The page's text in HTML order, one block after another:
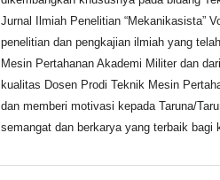
Jurnal Ilmiah Penelitian “Mekanikasista”
penelitian dan pengkajian ilmiah yang
Mesin Pertahanan Akademi Militer dan
kualitas Dosen Prodi Teknik Mesin
dan memberi motivasi kepada Taruna/
semangat dan berkarya yang terbaik bagi